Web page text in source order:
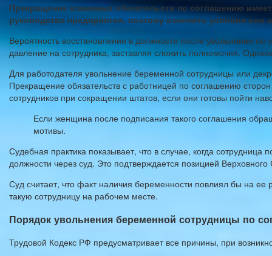
Прекращение взаимных обязательств по соглашению
руководства предприятия, поэтому изменить условия
Вероятность восстановления в должности после увольнения
давление на сотрудника, заставляя сложить полномочия.
Для работодателя увольнение беременной сотрудницы или
Прекращение обязательств с работницей по соглашению
сотрудников при сокращении штатов, если они готовы пойти
Если женщина после подписания такого соглашения
мотивы.
Судебная практика показывает, что в случае, когда
должности через суд. Это подтверждается позицией
Суд считает, что факт наличия беременности повлиял бы на
такую сотрудницу на рабочем месте.
Порядок увольнения беременной сотрудницы по
Трудовой Кодекс РФ предусматривает все причины, при